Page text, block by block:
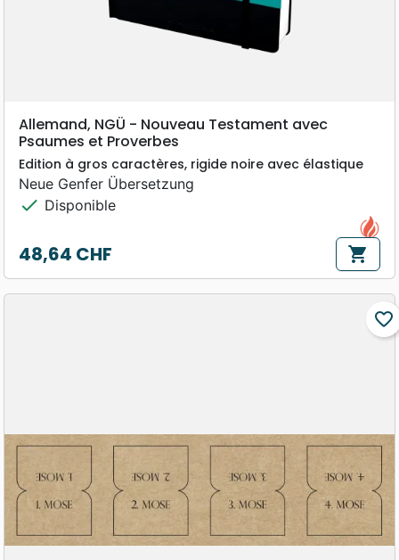
Allemand, NGÜ - Nouveau Testament avec
Psaumes et Proverbes
Edition à gros caractères, rigide noire avec élastique
Neue Genfer Übersetzung
check Disponible
Prix
48,64 CHF shopping_cart
favorite_border